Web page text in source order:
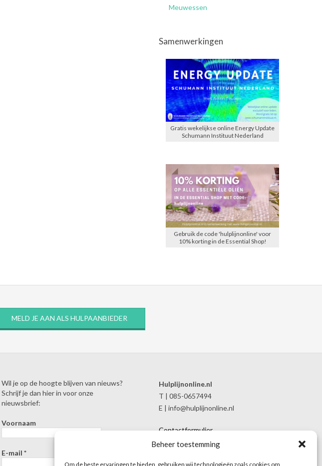
Beheer toestemming
Om de beste ervaringen te bieden, gebruiken wij technologieën zoals cookies om
Meuwessen
Samenwerkingen
Gratis wekelijkse online Energy Update
Schumann Instituut Nederland
Gebruik de code 'hulplijnonline' voor
10% korting in de Essential Shop!
MELD JE AAN ALS HULPAANBIEDER
Wil je op de hoogte blijven van nieuws?
Schrijf je dan hier in voor onze
nieuwsbrief:
Voornaam
E-mail *
Hulplijnonline.nl
T | 085-0657494
E | info@hulplijnonline.nl
Contactformulier
Over Hulplijnonline.nl